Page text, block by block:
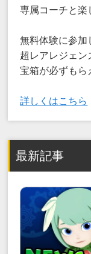
専属コーチと楽
無料体験に参加
超レアレジェン
宝箱が必ずもら
詳しくはこちら
最新記事